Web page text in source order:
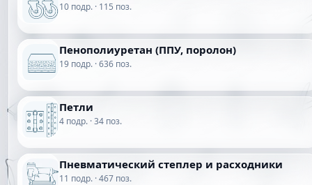
10 подр. · 115 поз.
Пенополиуретан (ППУ, поролон)
19 подр. · 636 поз.
Петли
4 подр. · 34 поз.
Пневматический степлер и расходники
11 подр. · 467 поз.